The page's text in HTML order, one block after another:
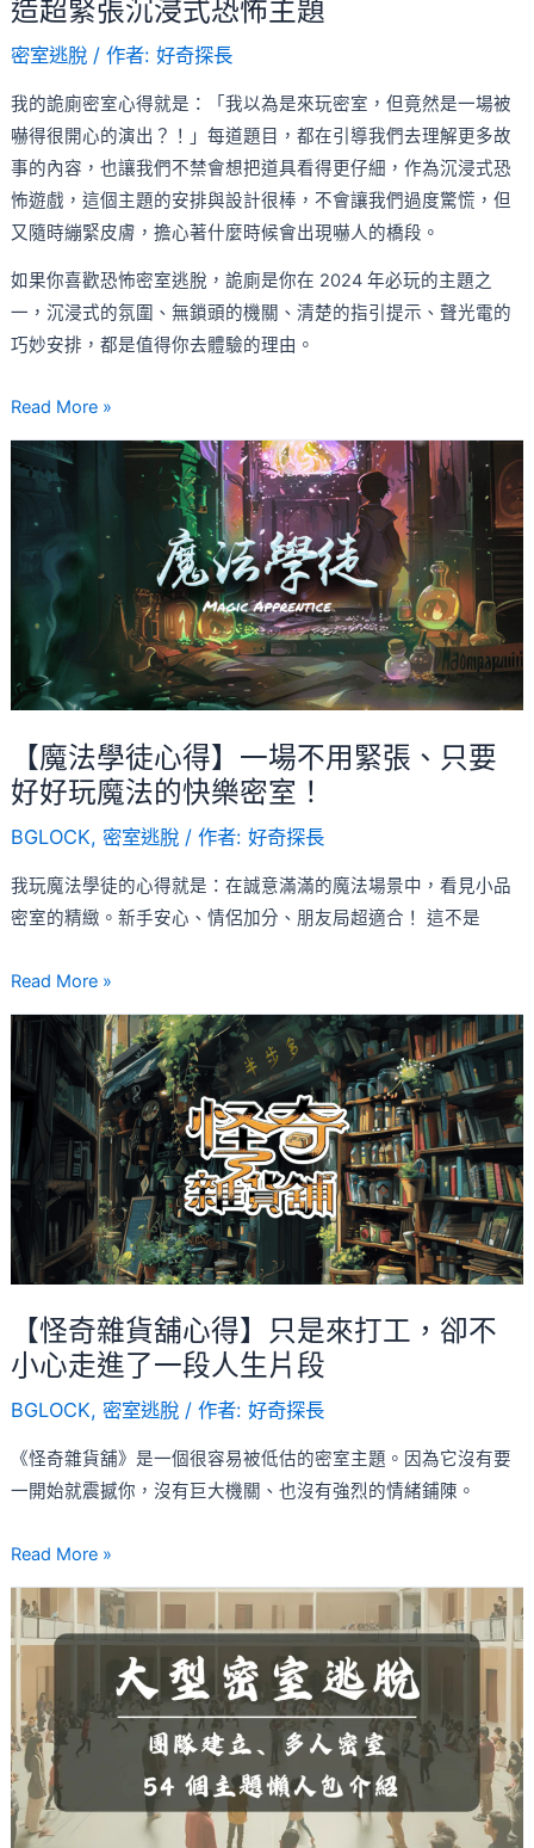
造超緊張沉浸式恐怖主題
密室逃脫/ 作者: 好奇探長
我的詭廁密室心得就是：「我以為是來玩密室，但竟然是一場被
嚇得很開心的演出？！」每道題目，都在引導我們去理解更多故
事的內容，也讓我們不禁會想把道具看得更仔細，作為沉浸式恐
怖遊戲，這個主題的安排與設計很棒，不會讓我們過度驚慌，但
又隨時繃緊皮膚，擔心著什麼時候會出現嚇人的橋段。
如果你喜歡恐怖密室逃脫，詭廁是你在 2024 年必玩的主題之
一，沉浸式的氛圍、無鎖頭的機關、清楚的指引提示、聲光電的
巧妙安排，都是值得你去體驗的理由。
表
演，
營
造
超
緊
張
浸
式
恐
主
題
Read More »
【魔法學徒心得】一場不用緊張、只要
好好玩魔法的快樂密室！
BGLOCK, 密室逃脫/ 作者: 好奇探長
我玩魔法學徒的心得就是：在誠意滿滿的魔法場景中，看見小品
密室的精緻。新手安心、情侶加分、朋友局超適合！ 這不是
【魔
一
場
不
緊
張、
只
要
好
玩
法
快
樂
密
Read More »
【怪奇雜貨舖心得】只是來打工，卻不
小心走進了一段人生片段
BGLOCK, 密室逃脫/ 作者: 好奇探長
《怪奇雜貨舖》是一個很容易被低估的密室主題。因為它沒有要
一開始就震撼你，沒有巨大機關、也沒有強烈的情緒鋪陳。
【怪
奇
雜
貨
舖
心
只
是
打
工，
卻
不
走
了
一
人
生
片
段
Read More »
【懶
人
包】
54
個
大
型
密